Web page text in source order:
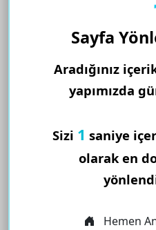
Sayfa
Aradığınız
yapımızda
Sizi 1 saniye
olarak en
Hemen